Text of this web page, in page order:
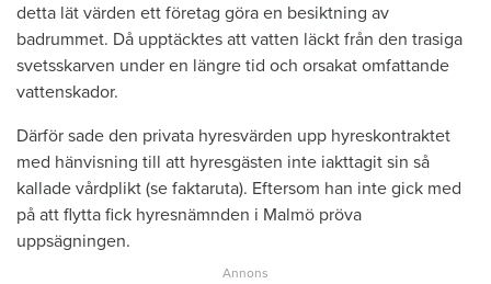
detta lät värden ett företag göra en besiktning av
badrummet. Då upptäcktes att vatten läckt från den trasiga
svetsskarven under en längre tid och orsakat omfattande
vattenskador.
Därför sade den privata hyresvärden upp hyreskontraktet
med hänvisning till att hyresgästen inte iakttagit sin så
kallade vårdplikt (se faktaruta). Eftersom han inte gick med
på att flytta fick hyresnämnden i Malmö pröva
uppsägningen.